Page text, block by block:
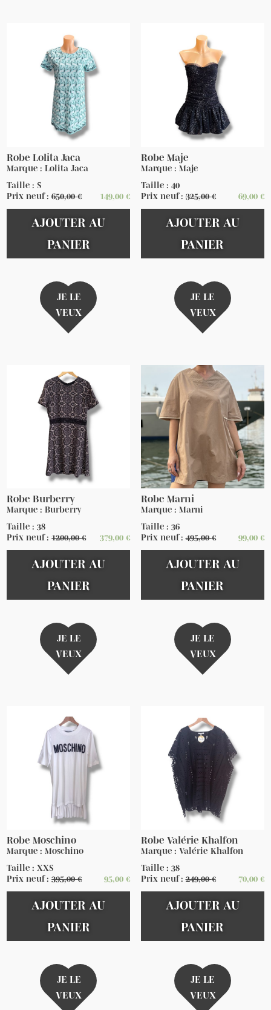
Robe Lolita Jaca
Marque : Lolita Jaca
Taille : S
Prix neuf :650,00€ 149,00 €
AJOUTER AU
PANIER
JE LE
VEUX
Robe Maje
Marque : Maje
Taille : 40
Prix neuf :325,00€ 69,00 €
AJOUTER AU
PANIER
JE LE
VEUX
Robe Burberry
Marque : Burberry
Taille : 38
Prix neuf :1200,00€ 379,00 €
AJOUTER AU
PANIER
JE LE
VEUX
Robe Marni
Marque : Marni
Taille : 36
Prix neuf :495,00€ 99,00 €
AJOUTER AU
PANIER
JE LE
VEUX
Robe Moschino
Marque : Moschino
Taille : XXS
Prix neuf :395,00€ 95,00 €
AJOUTER AU
PANIER
JE LE
VEUX
Robe Valérie Khalfon
Marque : Valérie Khalfon
Taille : 38
Prix neuf :249,00€ 70,00 €
AJOUTER AU
PANIER
JE LE
VEUX